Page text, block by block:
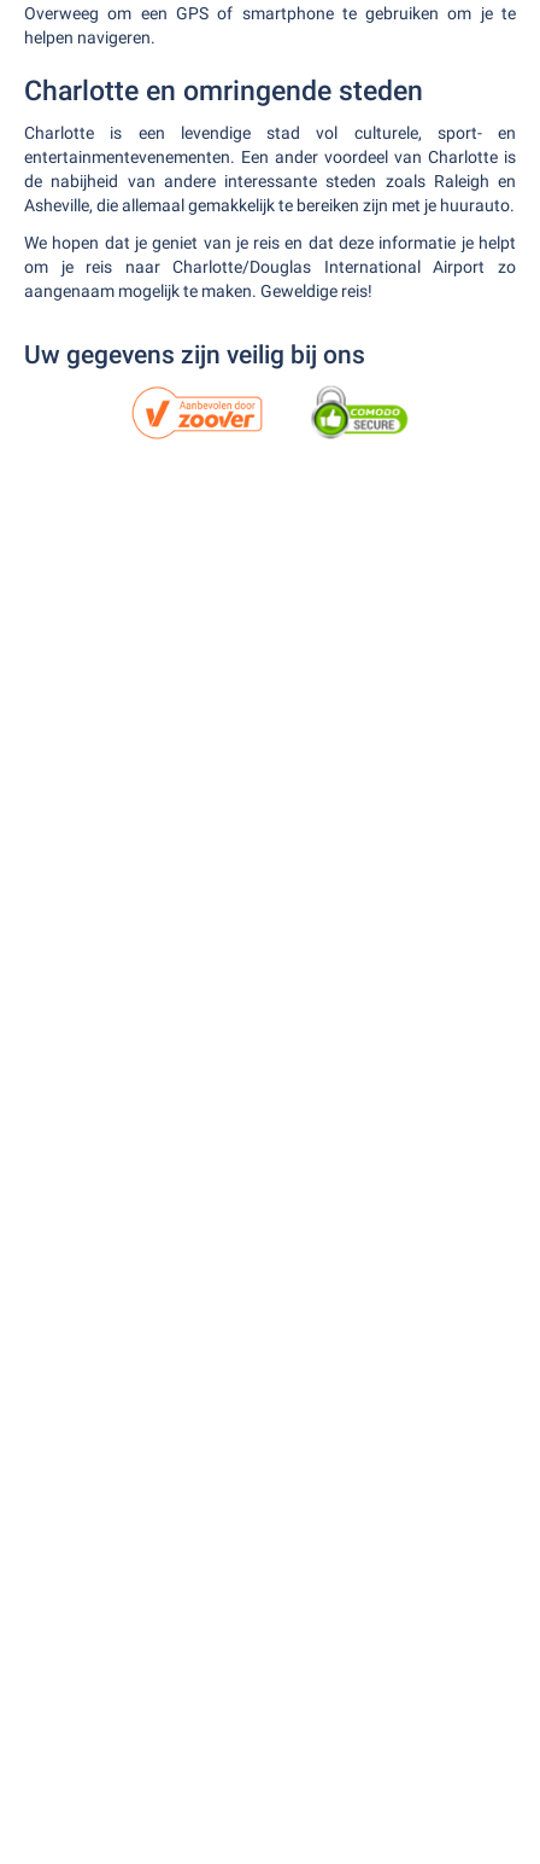
Overweeg om een GPS of smartphone te gebruiken om je te
helpen navigeren.
Charlotte en omringende steden
Charlotte is een levendige stad vol culturele, sport- en
entertainmentevenementen. Een ander voordeel van Charlotte is
de nabijheid van andere interessante steden zoals Raleigh en
Asheville, die allemaal gemakkelijk te bereiken zijn met je huurauto.
We hopen dat je geniet van je reis en dat deze informatie je helpt
om je reis naar Charlotte/Douglas International Airport zo
aangenaam mogelijk te maken. Geweldige reis!
Uw gegevens zijn veilig bij ons